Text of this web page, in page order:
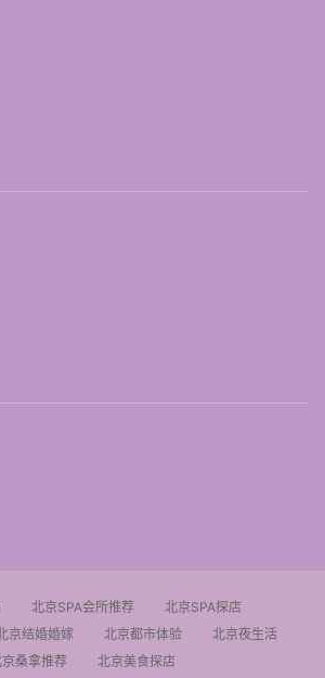
北京SPA会所推荐
北京SPA探店
京结婚婚嫁 北京都市体验
北京夜生活
桑拿推荐
北京美食探店